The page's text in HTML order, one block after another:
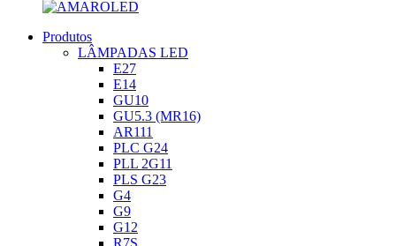
AMAROLED
Iluminação
Produtos
LÂMPADAS LED
E27
E14
GU10
GU5.3 (MR16)
AR111
PLC G24
PLL 2G11
PLS G23
G4
G9
G12
R7S